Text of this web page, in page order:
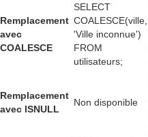
Remplacement
avec
COALESCE
SELECT
COALESCE(ville,
'Ville inconnue')
FROM
utilisateurs;
Remplacement
avec ISNULL
Non disponible